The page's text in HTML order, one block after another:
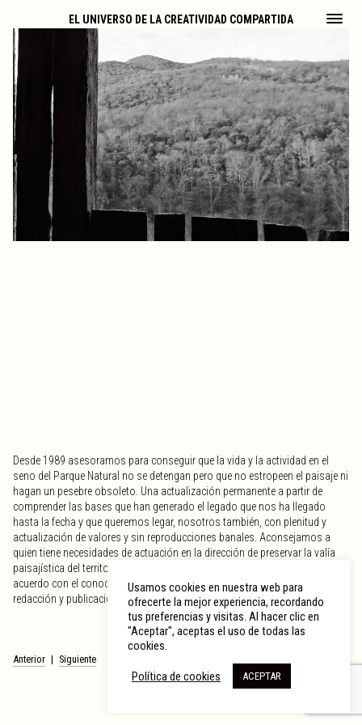
EL UNIVERSO DE LA CREATIVIDAD COMPARTIDA
Desde 1989 asesoramos para conseguir que la vida y la actividad en el
seno del Parque Natural no se detengan pero que no estropeen el paisaje ni
hagan un pesebre obsoleto. Una actualización permanente a partir de
comprender las bases que han generado el legado que nos ha llegado
hasta la fecha y que queremos legar, nosotros también, con plenitud y
actualización de valores y sin reproducciones banales. Aconsejamos a
quien tiene necesidades de actuación en la dirección de preservar la valía
paisajística del territorio de acuerdo con los criterios del planeamiento y de
acuerdo con el conocimiento de lo existente, que su estudio llevó a la
redacción y publicación del libro «Las casas silenciosas».
NavegaciónSiguiente
Anterior
Usamos cookies en nuestra web para
ofrecerte la mejor experiencia, recordando
tus preferencias y visitas. Al hacer clic en
"Aceptar", aceptas el uso de todas las
cookies.
Política de cookies ACEPTAR